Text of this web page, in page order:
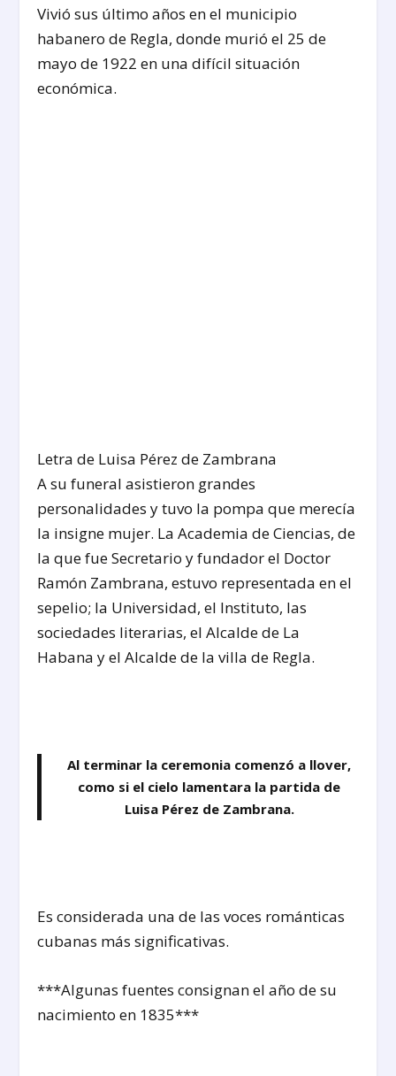
Vivió sus último años en el municipio
habanero de Regla, donde murió el 25 de
mayo de 1922 en una difícil situación
económica.
Letra de Luisa Pérez de Zambrana
A su funeral asistieron grandes
personalidades y tuvo la pompa que merecía
la insigne mujer. La Academia de Ciencias, de
la que fue Secretario y fundador el Doctor
Ramón Zambrana, estuvo representada en el
sepelio; la Universidad, el Instituto, las
sociedades literarias, el Alcalde de La
Habana y el Alcalde de la villa de Regla.
Al terminar la ceremonia comenzó a llover,
como si el cielo lamentara la partida de
Luisa Pérez de Zambrana.
Es considerada una de las voces románticas
cubanas más significativas.
***Algunas fuentes consignan el año de su
nacimiento en 1835***